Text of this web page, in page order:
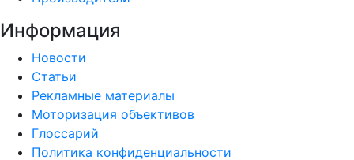
Информация
Новости
Статьи
Рекламные материалы
Моторизация объективов
Глоссарий
Политика конфиденциальности